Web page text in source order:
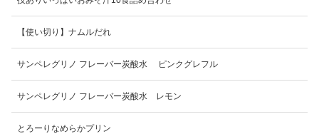
【使い切り】ナムルだれ
サンペレグリノ フレーバー炭酸水 ピンクグレフル
サンペレグリノ フレーバー炭酸水 レモン
とろーりなめらかプリン